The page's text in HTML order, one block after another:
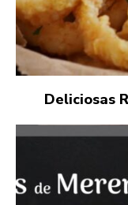
Deliciosas